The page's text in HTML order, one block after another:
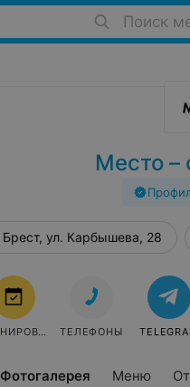
Поиск
Место –
Фотогалерея Меню
Брест, ул. Карбышева, 28
БРОНИРОВАТЬ ТЕЛЕФОНЫ